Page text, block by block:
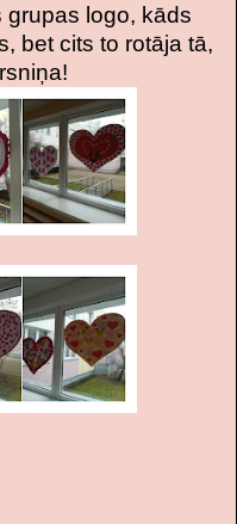
grupas logo, kāds
bet cits to rotāja tā,